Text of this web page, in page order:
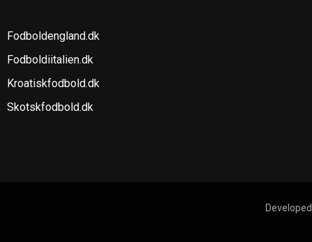
Fodboldengland.dk
Fodboldiitalien.dk
Kroatiskfodbold.dk
Skotskfodbold.dk